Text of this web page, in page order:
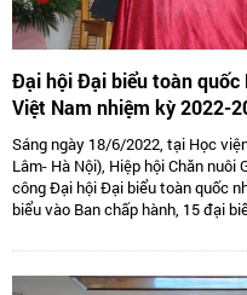
Đại hội Đại biểu toàn quốc
Việt Nam nhiệm kỳ 2022-
Chăn nuôi gia súc lớn Việt
Sáng ngày 18/6/2022, tại Học
Lâm- Hà Nội), Hiệp hội Chăn
công Đại hội Đại biểu toàn quốc
biểu vào Ban chấp hành, 15 đại
Chủ tịch kiêm Tổng thư kí và 05
PGS.TS Sử Thanh Long, bà Tô